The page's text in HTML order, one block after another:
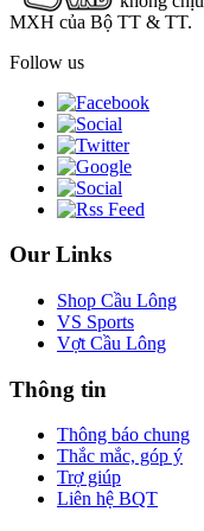
MXH của Bộ TT & TT.
Follow us
Our Links
Shop Cầu Lông
VS Sports
Vợt Cầu Lông
Thông tin
Thông báo chung
Thắc mắc, góp ý
Trợ giúp
Liên hệ BQT